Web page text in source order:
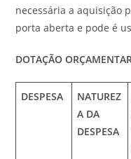
necessária a aquisição
porta aberta e pode é
DOTAÇÃO
DESPESA
NATUREZ
A DA
DESPESA